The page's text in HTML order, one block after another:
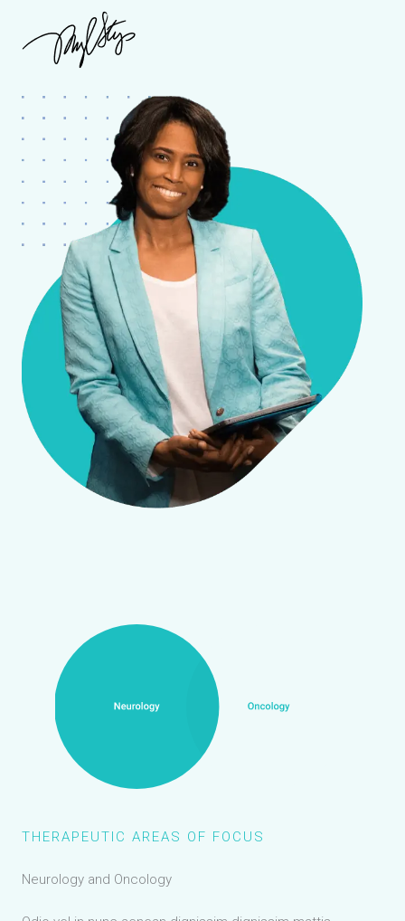
THERAPEUTIC AREAS OF FOCUS
Neurology and Oncology